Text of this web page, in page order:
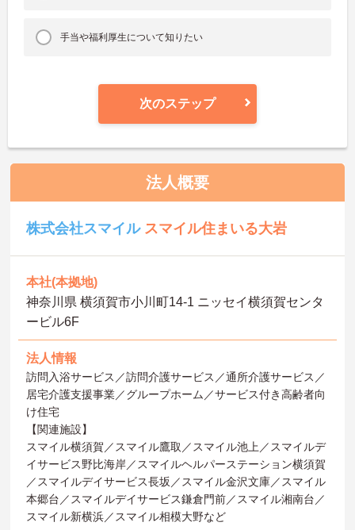
手当や福利厚生について知りたい
次のステップ
法人概要
株式会社スマイル スマイル住まいる大岩
本社(本拠地)
神奈川県 横須賀市小川町14-1 ニッセイ横須賀センタ
ービル6F
法人情報
訪問入浴サービス／訪問介護サービス／通所介護サービス／
居宅介護支援事業／グループホーム／サービス付き高齢者向
け住宅
【関連施設】
スマイル横須賀／スマイル鷹取／スマイル池上／スマイルデ
イサービス野比海岸／スマイルヘルパーステーション横須賀
／スマイルデイサービス長坂／スマイル金沢文庫／スマイル
本郷台／スマイルデイサービス鎌倉門前／スマイル湘南台／
スマイル新横浜／スマイル相模大野など